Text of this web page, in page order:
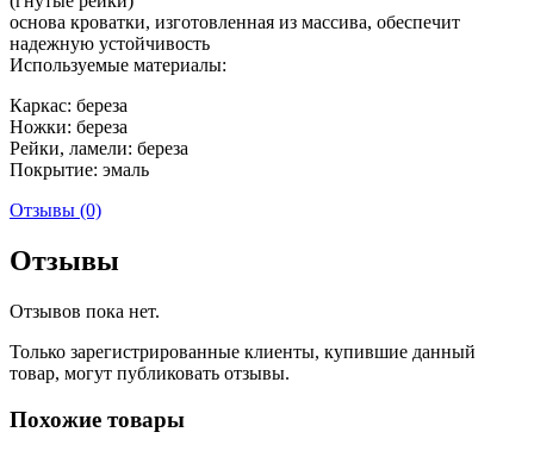
основа кроватки, изготовленная из массива, обеспечит
надежную устойчивость
Используемые материалы:
Каркас: береза
Ножки: береза
Рейки, ламели: береза
Покрытие: эмаль
Отзывы (0)
Отзывы
Отзывов пока нет.
Только зарегистрированные клиенты, купившие данный
товар, могут публиковать отзывы.
Похожие товары